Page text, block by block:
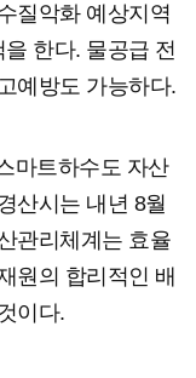
질악화 예상지역
한다. 물공급 전
예방도 가능하다.
마트하수도 자산
산시는 내년 8월
관리체계는 효율
원의 합리적인 배
이다.